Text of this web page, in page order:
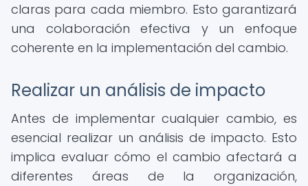
claras para cada miembro. Esto garantizará
una colaboración efectiva y un enfoque
coherente en la implementación del cambio.
Realizar un análisis de impacto
Antes de implementar cualquier cambio, es
esencial realizar un análisis de impacto. Esto
implica evaluar cómo el cambio afectará a
diferentes áreas de la organización,